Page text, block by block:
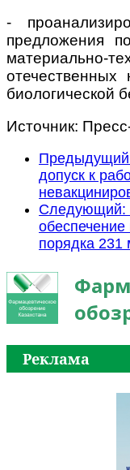
-
предложения
биологической
Источник:
допуск к
Следующий:
порядка 231
Реклама